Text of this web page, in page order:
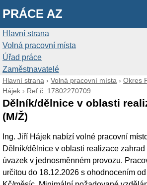
PRÁCE AZ
Hlavní strana
Volná pracovní místa
Úřad práce
Zaměstnavatelé
Hlavní strana › Volná pracovní místa › Okres
Hájek › Ref.č. 17802270709
Dělník/dělnice v oblasti
(M/Ž)
Ing. Jiří Hájek nabízí volné pracovní
Dělník/dělnice v oblasti realizace
úvazek v jednosměnném provozu.
určitou do 18.12.2026 s ohodnocením